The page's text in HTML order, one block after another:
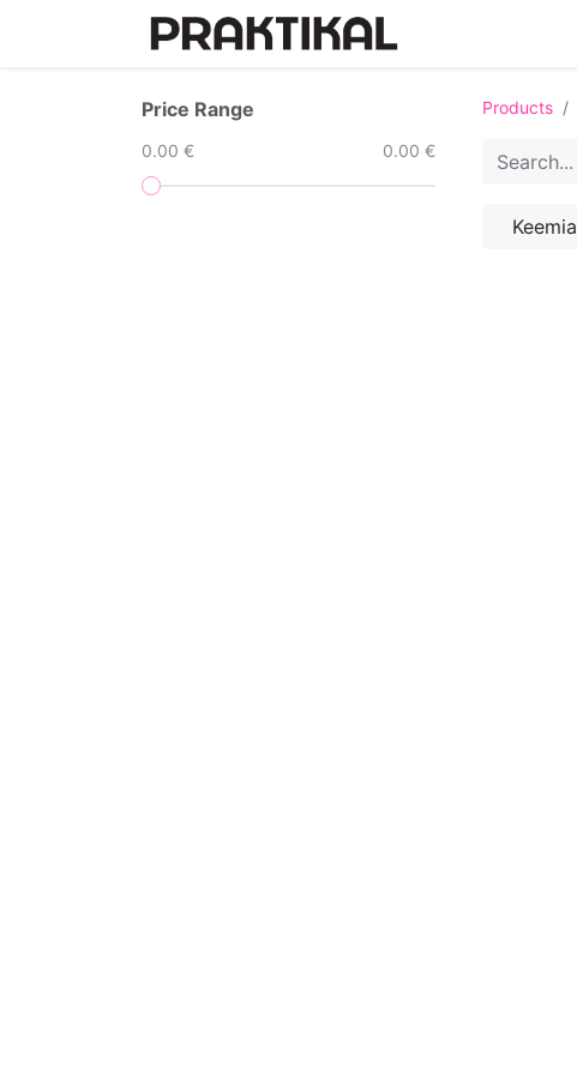
Price Range
0.00 € 0.00 €
Products
Keemia